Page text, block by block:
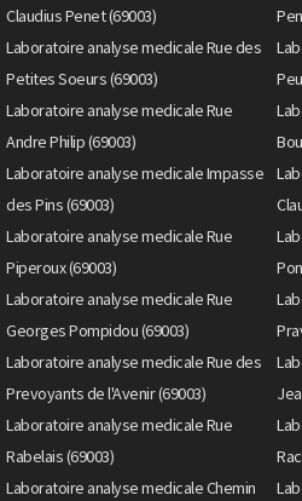
Claudius Penet (69003)
Laboratoire analyse medicale Rue des
Petites Soeurs (69003)
Laboratoire analyse medicale Rue
Andre Philip (69003)
Laboratoire analyse medicale Impasse
des Pins (69003)
Laboratoire analyse medicale Rue
Piperoux (69003)
Laboratoire analyse medicale Rue
Georges Pompidou (69003)
Laboratoire analyse medicale Rue des
Prevoyants de l'Avenir (69003)
Laboratoire analyse medicale Rue
Rabelais (69003)
Laboratoire analyse medicale Chemin